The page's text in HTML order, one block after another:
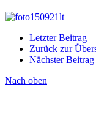
Letzter Beitrag
Zurück zur
Nächster Beitrag
Nach oben